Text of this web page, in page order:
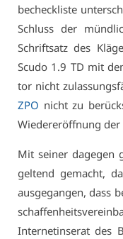
be­check­lis­te
Schluss der
Schrift­satz des
Scu­do 1.9 TD mit
tor nicht
ZPO nicht zu
Wie­der­er­öff­nung
Mit sei­ner da­ge­gen
gel­tend ge­macht,
aus­ge­gan­gen, dass
In­ter­net­in­se­rat des